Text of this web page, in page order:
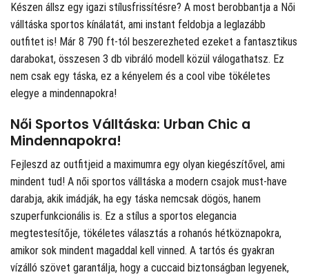
Készen állsz egy igazi stílusfrissítésre? A most berobbantja a Női
válltáska sportos kínálatát, ami instant feldobja a leglazább
outfitet is! Már 8 790 ft-tól beszerezheted ezeket a fantasztikus
darabokat, összesen 3 db vibráló modell közül válogathatsz. Ez
nem csak egy táska, ez a kényelem és a cool vibe tökéletes
elegye a mindennapokra!
Női Sportos Válltáska: Urban Chic a
Mindennapokra!
Fejleszd az outfitjeid a maximumra egy olyan kiegészítővel, ami
mindent tud! A női sportos válltáska a modern csajok must-have
darabja, akik imádják, ha egy táska nemcsak dögös, hanem
szuperfunkcionális is. Ez a stílus a sportos elegancia
megtestesítője, tökéletes választás a rohanós hétköznapokra,
amikor sok mindent magaddal kell vinned. A tartós és gyakran
vízálló szövet garantálja, hogy a cuccaid biztonságban legyenek,